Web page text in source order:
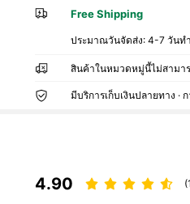
Free Shipping
ประมาณวันจัดส่ง:4-7 วันท
สินค้าในหมวดหมู่นี้ไม่สามา
มีบริการเก็บเงินปลายทาง ·
4.90